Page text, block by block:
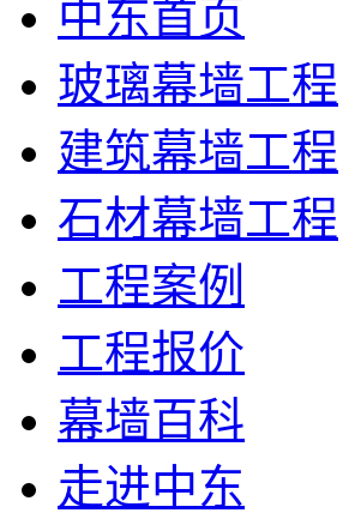
中东首页
玻璃幕墙工程
建筑幕墙工程
石材幕墙工程
工程案例
工程报价
幕墙百科
走进中东